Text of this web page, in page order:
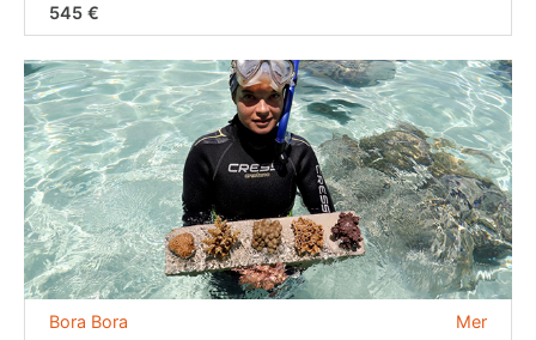
545 €
Mer
Bora Bora